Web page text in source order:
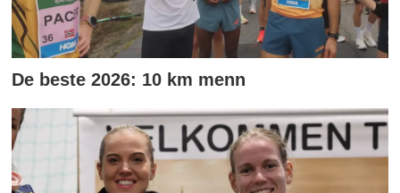
De beste 2026: 10 km menn